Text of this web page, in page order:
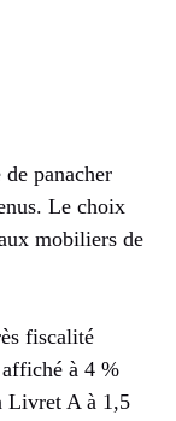
panacher
Le choix
mobiliers de
fiscalité
à 4 %
Livret A à 1,5